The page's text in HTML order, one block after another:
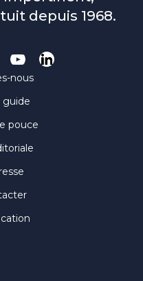
depuis 1968.
nous
guide
pouce